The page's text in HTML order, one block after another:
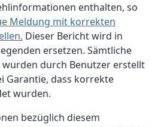
enthalten, so
Meldung mit korrekten
Dieser Bericht wird in
ersetzen. Sämtliche
durch Benutzer erstellt
Garantie, dass korrekte
wurden.
bezüglich diesem